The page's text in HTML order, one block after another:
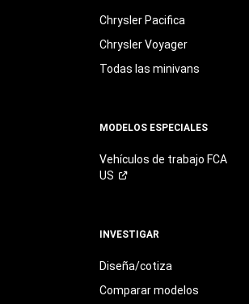
Chrysler Pacifica
Chrysler Voyager
Todas las minivans
MODELOS ESPECIALES
Vehículos de trabajo FCA
US
INVESTIGAR
Diseña/cotiza
Comparar modelos